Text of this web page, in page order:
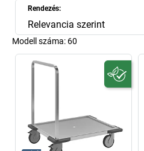
Rendezés:
Relevancia szerint
Modell száma: 60